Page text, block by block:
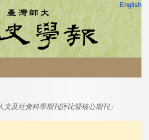
English
及社會科學期刊評比暨核心期刊」